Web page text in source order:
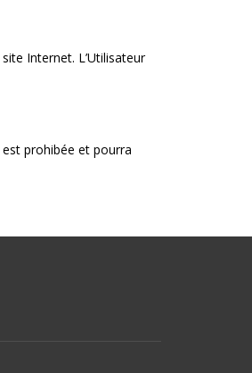
Internet. L’Utilisateur
prohibée et pourra